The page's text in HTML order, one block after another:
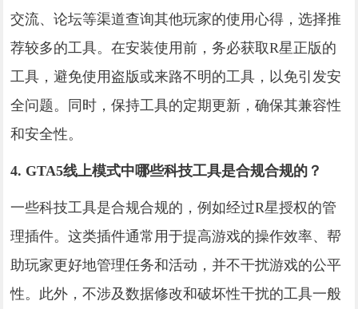
交流、论坛等渠道查询其他玩家的使用心得，选择推
荐较多的工具。在安装使用前，务必获取R星正版的
工具，避免使用盗版或来路不明的工具，以免引发安
全问题。同时，保持工具的定期更新，确保其兼容性
和安全性。
4. GTA5线上模式中哪些科技工具是合规合规的？
一些科技工具是合规合规的，例如经过R星授权的管
理插件。这类插件通常用于提高游戏的操作效率、帮
助玩家更好地管理任务和活动，并不干扰游戏的公平
性。此外，不涉及数据修改和破坏性干扰的工具一般